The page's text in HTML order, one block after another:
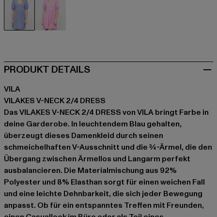
PRODUKT DETAILS
VILA
VILAKES V-NECK 2/4 DRESS
Das VILAKES V-NECK 2/4 DRESS von VILA bringt Farbe in
deine Garderobe. In leuchtendem Blau gehalten,
überzeugt dieses Damenkleid durch seinen
schmeichelhaften V-Ausschnitt und die ¾-Ärmel, die den
Übergang zwischen Ärmellos und Langarm perfekt
ausbalancieren. Die Materialmischung aus 92%
Polyester und 8% Elasthan sorgt für einen weichen Fall
und eine leichte Dehnbarkeit, die sich jeder Bewegung
anpasst. Ob für ein entspanntes Treffen mit Freunden,